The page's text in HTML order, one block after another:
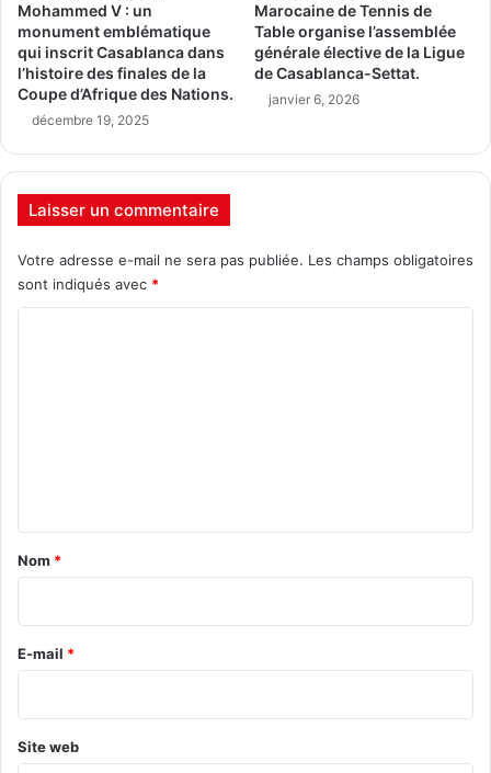
Mohammed V : un
monument emblématique
qui inscrit Casablanca dans
l’histoire des finales de la
Coupe d’Afrique des Nations.
décembre 19, 2025
Marocaine de Tennis de
Table organise l’assemblée
générale élective de la Ligue
de Casablanca-Settat.
janvier 6, 2026
Laisser un commentaire
Votre adresse e-mail ne sera pas publiée. Les champs obligatoires
sont indiqués avec *
a
r
e
Nom *
E-mail *
Site web